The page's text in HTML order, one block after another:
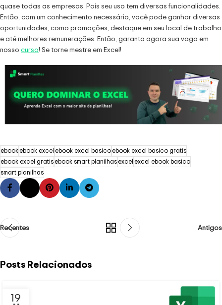
quase todas as empresas. Pois seu uso tem diversas funcionalidades.
Então, com um conhecimento necessário, você pode ganhar diversas
oportunidades, como promoções, destaque em seu local de trabalho
e até melhores remunerações. Então, garanta agora sua vaga em
nosso curso! Se torne mestre em Excel!
ebookebook excelebook excel basicoebook excel basico gratis
ebook excel gratisebook smart planilhasexcelexcel ebook basico
smart planilhas
Recentes Antigos
Posts Relacionados
19